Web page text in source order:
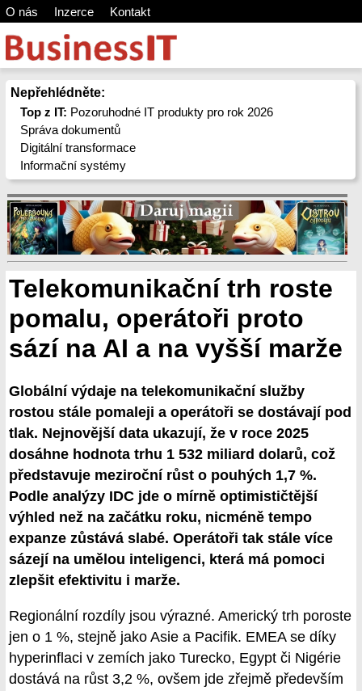
O nás Inzerce Kontakt
Nepřehlédněte:
Top z IT: Pozoruhodné IT produkty pro rok 2026
Správa dokumentů
Digitální transformace
Informační systémy
Telekomunikační trh roste
pomalu, operátoři proto
sází na AI a na vyšší marže
Globální výdaje na telekomunikační služby
rostou stále pomaleji a operátoři se dostávají pod
tlak. Nejnovější data ukazují, že v roce 2025
dosáhne hodnota trhu 1 532 miliard dolarů, což
představuje meziroční růst o pouhých 1,7 %.
Podle analýzy IDC jde o mírně optimističtější
výhled než na začátku roku, nicméně tempo
expanze zůstává slabé. Operátoři tak stále více
sázejí na umělou inteligenci, která má pomoci
zlepšit efektivitu i marže.
Regionální rozdíly jsou výrazné. Americký trh poroste
jen o 1 %, stejně jako Asie a Pacifik. EMEA se díky
hyperinflaci v zemích jako Turecko, Egypt či Nigérie
dostává na růst 3,2 %, ovšem jde zřejmě především